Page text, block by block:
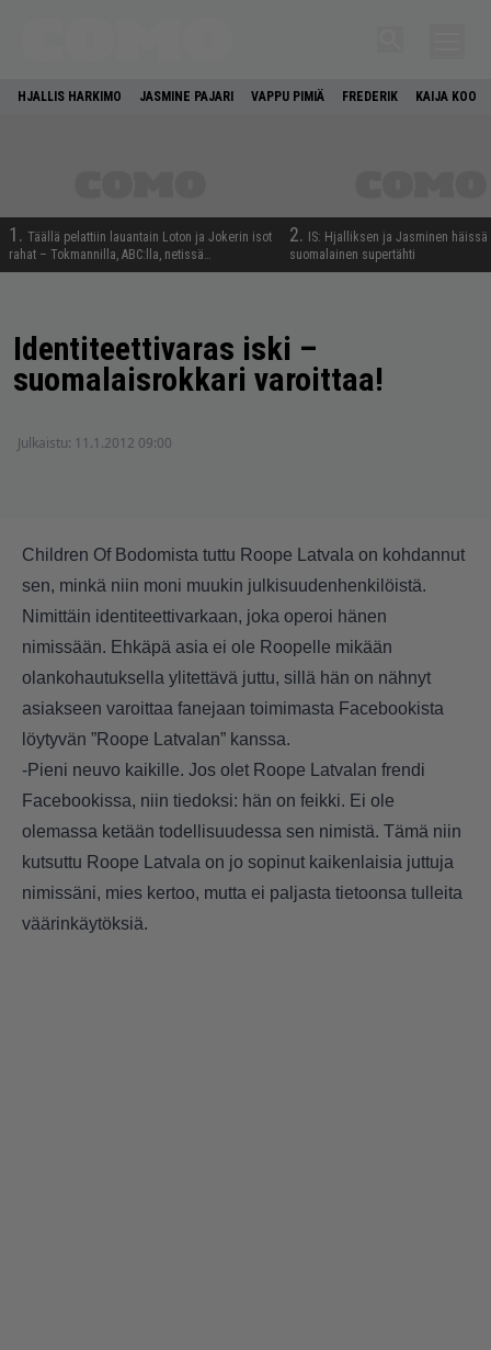
HJALLIS HARKIMO JASMINE PAJARI VAPPU PIMIÄ FREDERIK KAIJA KOO
1. Täällä pelattiin lauantain Loton ja Jokerin isot
rahat – Tokmannilla, ABC:lla, netissä…
2.
IS: Hjalliksen ja Jasminen häissä
suomalainen supertähti
Identiteettivaras iski –
suomalaisrokkari varoittaa!
Julkaistu: 11.1.2012 09:00
Children Of Bodomista tuttu Roope Latvala on kohdannut
sen, minkä niin moni muukin julkisuudenhenkilöistä.
Nimittäin identiteettivarkaan, joka operoi hänen
nimissään. Ehkäpä asia ei ole Roopelle mikään
olankohautuksella ylitettävä juttu, sillä hän on nähnyt
asiakseen varoittaa fanejaan toimimasta Facebookista
löytyvän ”Roope Latvalan” kanssa.
-Pieni neuvo kaikille. Jos olet Roope Latvalan frendi
Facebookissa, niin tiedoksi: hän on feikki. Ei ole
olemassa ketään todellisuudessa sen nimistä. Tämä niin
kutsuttu Roope Latvala on jo sopinut kaikenlaisia juttuja
nimissäni, mies kertoo, mutta ei paljasta tietoonsa tulleita
väärinkäytöksiä.